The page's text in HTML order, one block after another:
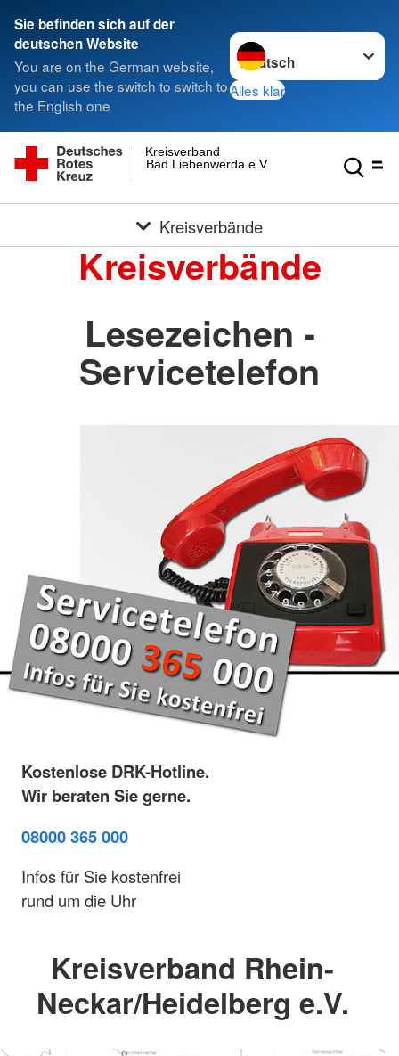
Sie befinden sich auf der
deutschen Website
You are on the German website,
you can use the switch to switch to
the English one
Sprache wechseln zu
Alles klar
Bad Liebenwerda e.V.
Kreisverband
Kreisverbände
Kreisverbände
Lesezeichen -
Servicetelefon
Kostenlose DRK-Hotline.
Wir beraten Sie gerne.
08000 365 000
Infos für Sie kostenfrei
rund um die Uhr
Kreisverband Rhein-
Neckar/Heidelberg e.V.